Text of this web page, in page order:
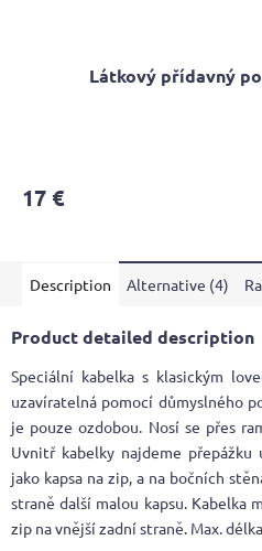
Látkový přídavný
17 €
Description Alternative (4)
Product detailed description
Speciální kabelka s klasickým
uzavíratelná pomocí důmyslného
je pouze ozdobou. Nosí se přes
Uvnitř kabelky najdeme
jako kapsa na zip, a na bočních
straně další malou kapsu. Kabelka
zip na vnější zadní straně. Max.